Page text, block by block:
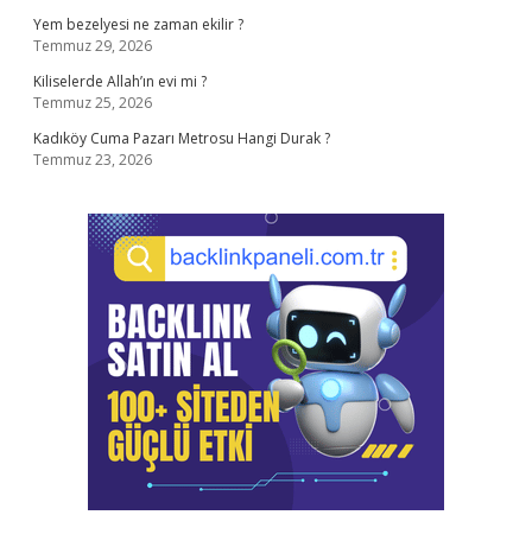
Yem bezelyesi ne zaman ekilir ?
Temmuz 29, 2026
Kiliselerde Allah’ın evi mi ?
Temmuz 25, 2026
Kadıköy Cuma Pazarı Metrosu Hangi Durak ?
Temmuz 23, 2026